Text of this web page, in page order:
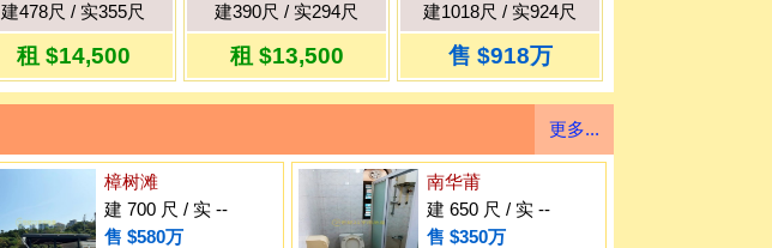
建478尺 / 实355尺
租 $14,500
建390尺 / 实294尺
租 $13,500
建1018尺 / 实924尺
售 $918万
更多...
樟树滩
建 700 尺 / 实 --
售 $580万
南华莆
建 650 尺 / 实 --
售 $350万